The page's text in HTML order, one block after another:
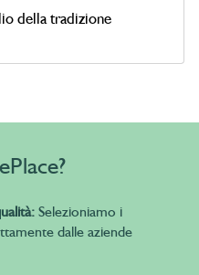
della tradizione
Selezioniamo i
dalle aziende